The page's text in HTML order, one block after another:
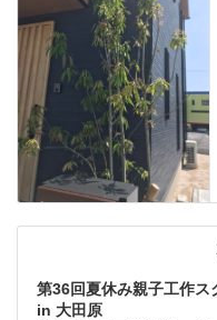
第36回夏休み親子工作ス
in 大田原